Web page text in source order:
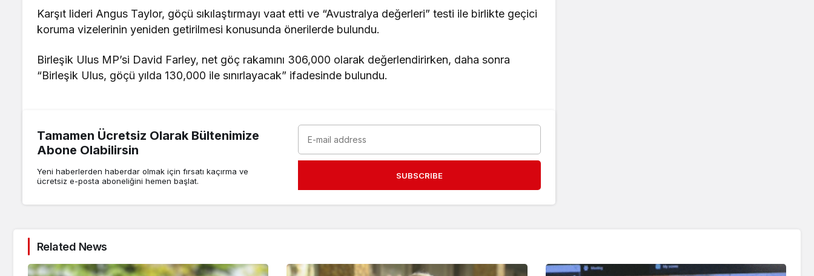
Karşıt lideri Angus Taylor, göçü sıkılaştırmayı vaat etti ve “Avustralya değerleri” testi ile birlikte geçici
koruma vizelerinin yeniden getirilmesi konusunda önerilerde bulundu.
Birleşik Ulus MP’si David Farley, net göç rakamını 306,000 olarak değerlendirirken, daha sonra
“Birleşik Ulus, göçü yılda 130,000 ile sınırlayacak” ifadesinde bulundu.
Tamamen Ücretsiz Olarak Bültenimize
Abone Olabilirsin
Yeni haberlerden haberdar olmak için fırsatı kaçırma ve
ücretsiz e-posta aboneliğini hemen başlat.
SUBSCRIBE
Related News